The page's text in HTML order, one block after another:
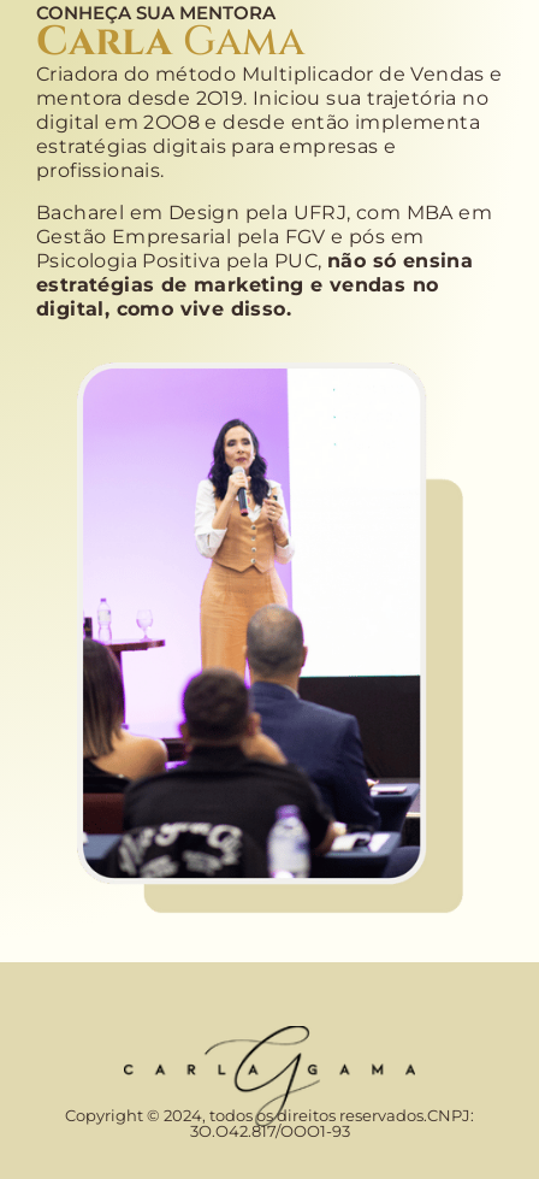
CONHEÇA SUA MENTORA
Carla Gama
Criadora do método Multiplicador de Vendas e
mentora desde 2O19. Iniciou sua trajetória no
digital em 2OO8 e desde então implementa
estratégias digitais para empresas e
profissionais.
Bacharel em Design pela UFRJ, com MBA em
Gestão Empresarial pela FGV e pós em
Psicologia Positiva pela PUC, não só ensina
estratégias de marketing e vendas no
digital, como vive disso.
Copyright © 2024, todos os direitos reservados.CNPJ:
3O.O42.817/OOO1-93